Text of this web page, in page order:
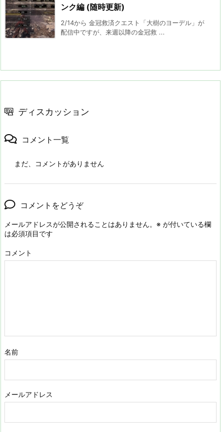
ンク編 (随時更新)
2/14から 金冠救済クエスト「大樹のヨーデル」が
配信中ですが、来週以降の金冠救 ...
ディスカッション
コメント一覧
まだ、コメントがありません
コメントをどうぞ
メールアドレスが公開されることはありません。 ※ が付いている欄
は必須項目です
コメント
名前
メールアドレス